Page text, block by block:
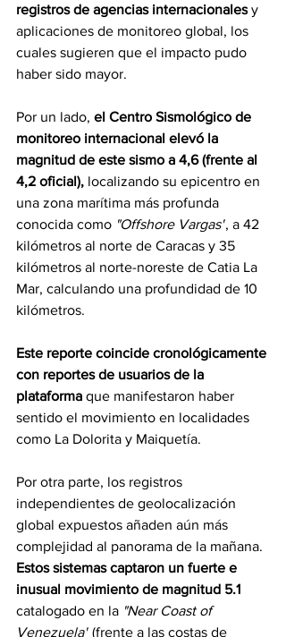
registros de agencias internacionales y
aplicaciones de monitoreo global, los
cuales sugieren que el impacto pudo
haber sido mayor.
Por un lado, el Centro Sismológico de
monitoreo internacional elevó la
magnitud de este sismo a 4,6 (frente al
4,2 oficial), localizando su epicentro en
una zona marítima más profunda
conocida como "Offshore Vargas", a 42
kilómetros al norte de Caracas y 35
kilómetros al norte-noreste de Catia La
Mar, calculando una profundidad de 10
kilómetros.
Este reporte coincide cronológicamente
con reportes de usuarios de la
plataforma que manifestaron haber
sentido el movimiento en localidades
como La Dolorita y Maiquetía.
Por otra parte, los registros
independientes de geolocalización
global expuestos añaden aún más
complejidad al panorama de la mañana.
Estos sistemas captaron un fuerte e
inusual movimiento de magnitud 5.1
catalogado en la "Near Coast of
Venezuela" (frente a las costas de